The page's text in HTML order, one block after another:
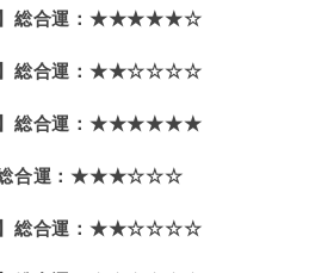
】総合運：★★★★★☆
】総合運：★★☆☆☆☆
】総合運：★★★★★★
総合運：★★★☆☆☆
】総合運：★★☆☆☆☆